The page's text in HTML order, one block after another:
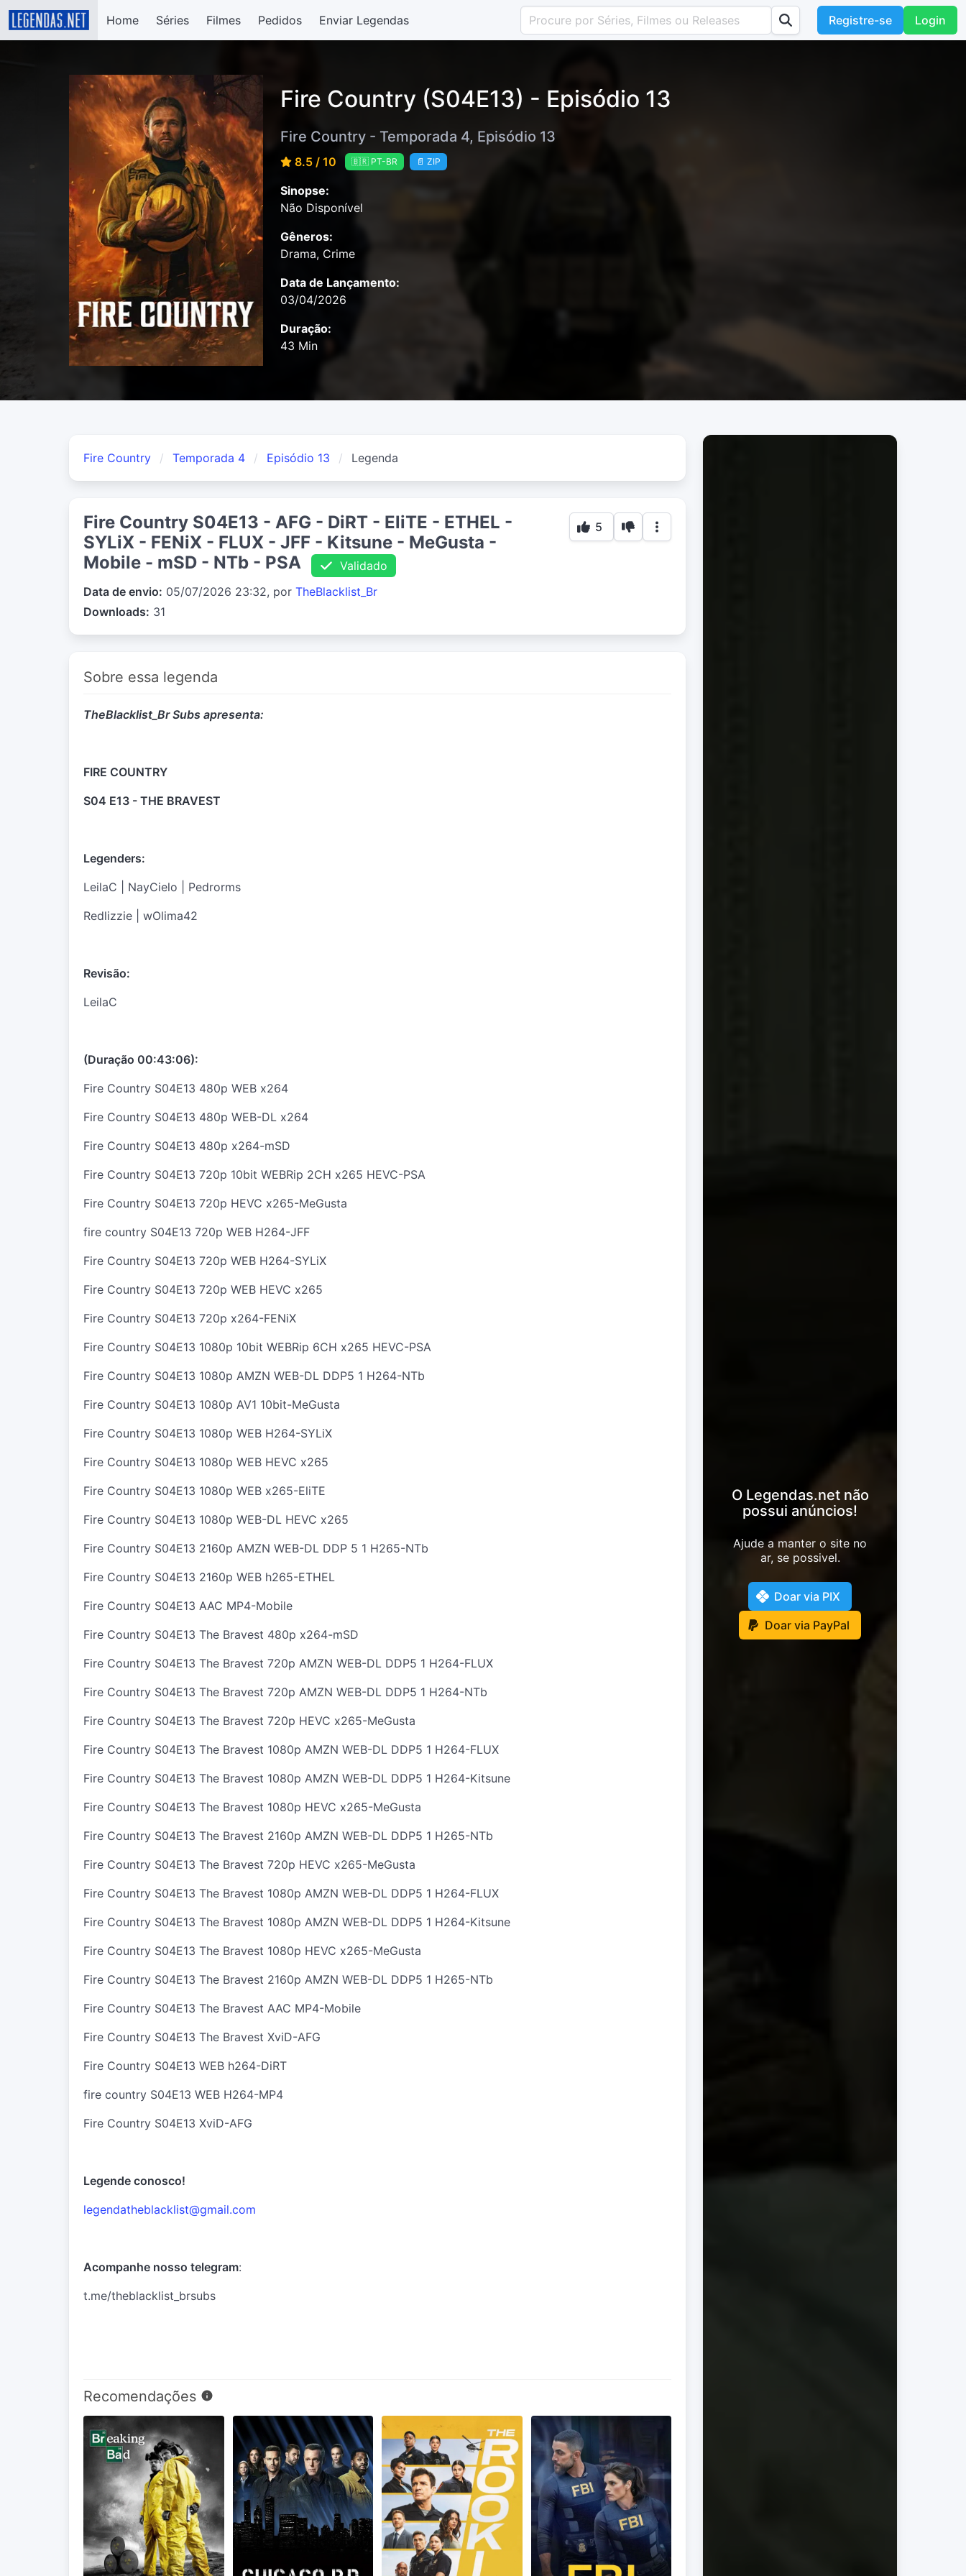
Home Séries Filmes Pedidos Enviar Legendas Registre-se Login
Fire Country (S04E13) - Episódio 13
Fire Country - Temporada 4, Episódio 13
8.5 / 10 🇧🇷 PT-BR 📄 ZIP
Sinopse:
Não Disponível
Gêneros:
Drama, Crime
Data de Lançamento:
03/04/2026
Duração:
43 Min
Fire Country Temporada 4 Episódio 13 Legenda
Fire Country S04E13 - AFG - DiRT - EliTE - ETHEL -
SYLiX - FENiX - FLUX - JFF - Kitsune - MeGusta -
Mobile - mSD - NTb - PSA
Validado
Data de envio: 05/07/2026 23:32, por TheBlacklist_Br
Downloads: 31
5
Sobre essa legenda
TheBlacklist_Br Subs apresenta:
FIRE COUNTRY
S04 E13 - THE BRAVEST
Legenders:
LeilaC | NayCielo | Pedrorms
Redlizzie | wOlima42
Revisão:
LeilaC
(Duração 00:43:06):
Fire Country S04E13 480p WEB x264
Fire Country S04E13 480p WEB-DL x264
Fire Country S04E13 480p x264-mSD
Fire Country S04E13 720p 10bit WEBRip 2CH x265 HEVC-PSA
Fire Country S04E13 720p HEVC x265-MeGusta
fire country S04E13 720p WEB H264-JFF
Fire Country S04E13 720p WEB H264-SYLiX
Fire Country S04E13 720p WEB HEVC x265
Fire Country S04E13 720p x264-FENiX
Fire Country S04E13 1080p 10bit WEBRip 6CH x265 HEVC-PSA
Fire Country S04E13 1080p AMZN WEB-DL DDP5 1 H264-NTb
Fire Country S04E13 1080p AV1 10bit-MeGusta
Fire Country S04E13 1080p WEB H264-SYLiX
Fire Country S04E13 1080p WEB HEVC x265
Fire Country S04E13 1080p WEB x265-EliTE
Fire Country S04E13 1080p WEB-DL HEVC x265
Fire Country S04E13 2160p AMZN WEB-DL DDP 5 1 H265-NTb
Fire Country S04E13 2160p WEB h265-ETHEL
Fire Country S04E13 AAC MP4-Mobile
Fire Country S04E13 The Bravest 480p x264-mSD
Fire Country S04E13 The Bravest 720p AMZN WEB-DL DDP5 1 H264-FLUX
Fire Country S04E13 The Bravest 720p AMZN WEB-DL DDP5 1 H264-NTb
Fire Country S04E13 The Bravest 720p HEVC x265-MeGusta
Fire Country S04E13 The Bravest 1080p AMZN WEB-DL DDP5 1 H264-FLUX
Fire Country S04E13 The Bravest 1080p AMZN WEB-DL DDP5 1 H264-Kitsune
Fire Country S04E13 The Bravest 1080p HEVC x265-MeGusta
Fire Country S04E13 The Bravest 2160p AMZN WEB-DL DDP5 1 H265-NTb
Fire Country S04E13 The Bravest 720p HEVC x265-MeGusta
Fire Country S04E13 The Bravest 1080p AMZN WEB-DL DDP5 1 H264-FLUX
Fire Country S04E13 The Bravest 1080p AMZN WEB-DL DDP5 1 H264-Kitsune
Fire Country S04E13 The Bravest 1080p HEVC x265-MeGusta
Fire Country S04E13 The Bravest 2160p AMZN WEB-DL DDP5 1 H265-NTb
Fire Country S04E13 The Bravest AAC MP4-Mobile
Fire Country S04E13 The Bravest XviD-AFG
Fire Country S04E13 WEB h264-DiRT
fire country S04E13 WEB H264-MP4
Fire Country S04E13 XviD-AFG
Legende conosco!
legendatheblacklist@gmail.com
Acompanhe nosso telegram:
t.me/theblacklist_brsubs
Recomendações
O Legendas.net não
possui anúncios!
Ajude a manter o site no
ar, se possivel.
Doar via PIX
Doar via PayPal